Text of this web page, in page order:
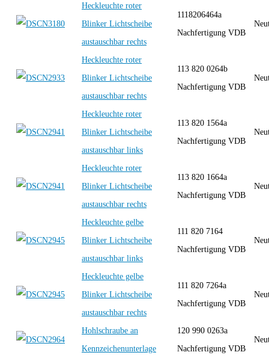
Heckleuchte roter
Blinker Lichtscheibe
austauschbar rechts
1118206464a
Nachfertigung VDB
Heckleuchte roter
Blinker Lichtscheibe
austauschbar rechts
113 820 0264b
Nachfertigung VDB
Heckleuchte roter
Blinker Lichtscheibe
austauschbar links
113 820 1564a
Nachfertigung VDB
Heckleuchte roter
Blinker Lichtscheibe
austauschbar rechts
113 820 1664a
Nachfertigung VDB
Heckleuchte gelbe
Blinker Lichtscheibe
austauschbar links
111 820 7164
Nachfertigung VDB
Heckleuchte gelbe
Blinker Lichtscheibe
austauschbar rechts
111 820 7264a
Nachfertigung VDB
Hohlschraube an
Kennzeichenunterlage
120 990 0263a
Nachfertigung VDB